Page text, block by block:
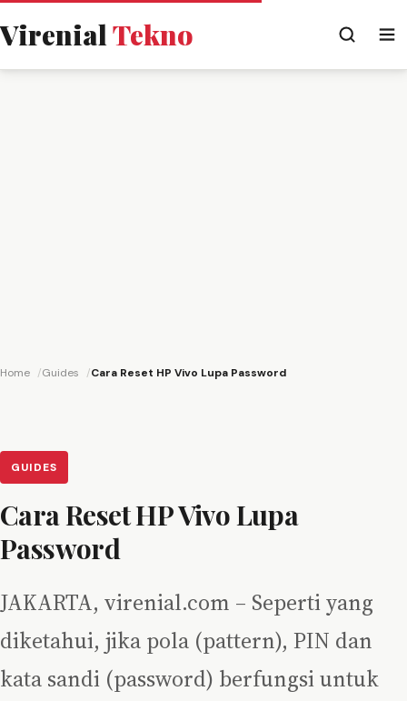
VirenialTekno
Home Guides Cara Reset HP Vivo Lupa Password
GUIDES
Cara Reset HP Vivo Lupa
Password
JAKARTA, virenial.com – Seperti yang
diketahui, jika pola (pattern), PIN dan
kata sandi (password) berfungsi untuk